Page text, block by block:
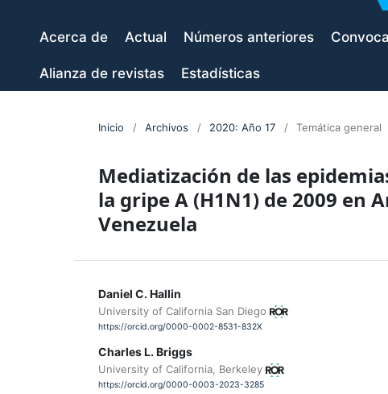
Acerca de Actual Números anteriores
Alianza de revistas Estadísticas
Inicio / Archivos / 2020: Año 17 / Temática general
Mediatización de las
la gripe A (H1N1) de 2009 en
Venezuela
Daniel C. Hallin
University of California San Diego
https://orcid.org/0000-0002-8531-832X
Charles L. Briggs
University of California, Berkeley
https://orcid.org/0000-0003-2023-3285